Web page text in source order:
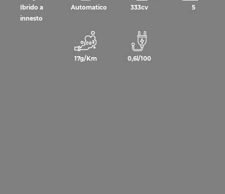
Ibrido a
innesto
Automatico 333cv 5
17g/Km 0,6l/100